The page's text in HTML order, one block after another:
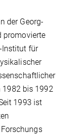
der Georg-
promovierte
Institut für
1982 bis 1992
1993 ist